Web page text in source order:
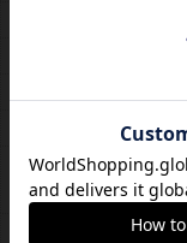
平日１時
15時00
水曜日
イベント
軽食の持
でペット
7卓26席